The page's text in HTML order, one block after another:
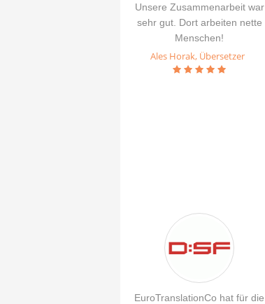
Unsere Zusammenarbeit war
sehr gut. Dort arbeiten nette
Menschen!
Ales Horak, Übersetzer
EuroTranslationCo hat für die